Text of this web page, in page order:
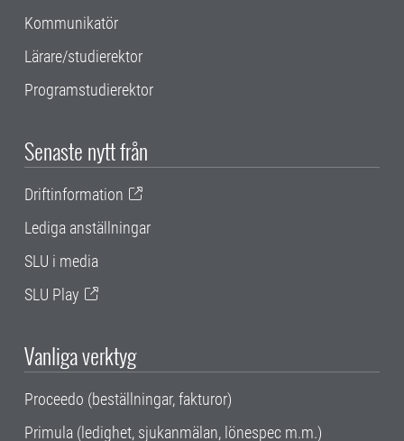
Kommunikatör
Lärare/studierektor
Programstudierektor
Senaste nytt från
Driftinformation
Lediga anställningar
SLU i media
SLU Play
Vanliga verktyg
Proceedo (beställningar, fakturor)
Primula (ledighet, sjukanmälan, lönespec m.m.)